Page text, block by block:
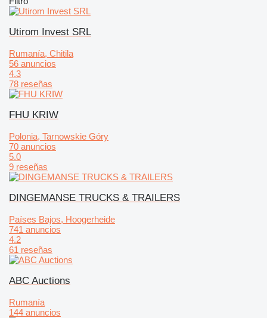
Utirom Invest SRL
Rumanía, Chitila
56 anuncios
4.3
78 reseñas
FHU KRIW
Polonia, Tarnowskie Góry
70 anuncios
5.0
9 reseñas
DINGEMANSE TRUCKS & TRAILERS
Países Bajos, Hoogerheide
741 anuncios
4.2
61 reseñas
ABC Auctions
Rumanía
144 anuncios